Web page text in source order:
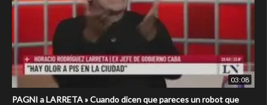
03:08
PAGNI a LARRETA » Cuando dicen que pareces un robot que